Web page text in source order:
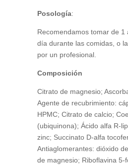
Posología:
Recomendamos tomar de 1
día durante las comidas, o
por un profesional.
Composición
Citrato de magnesio;
Agente de recubrimiento:
HPMC; Citrato de calcio;
(ubiquinona); Ácido alfa R-
zinc; Succinato D-alfa
Antiaglomerantes: dióxido
de magnesio; Riboflavina 5-